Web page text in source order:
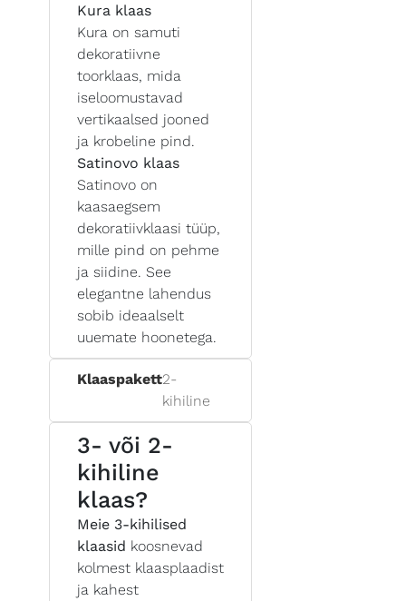
Kura klaas
Kura on samuti
dekoratiivne
toorklaas, mida
iseloomustavad
vertikaalsed jooned
ja krobeline pind.
Satinovo klaas
Satinovo on
kaasaegsem
dekoratiivklaasi tüüp,
mille pind on pehme
ja siidine. See
elegantne lahendus
sobib ideaalselt
uuemate hoonetega.
Klaaspakett2-
kihiline
3- või 2-
kihiline
klaas?
Meie 3-kihilised
klaasid koosnevad
kolmest klaasplaadist
ja kahest